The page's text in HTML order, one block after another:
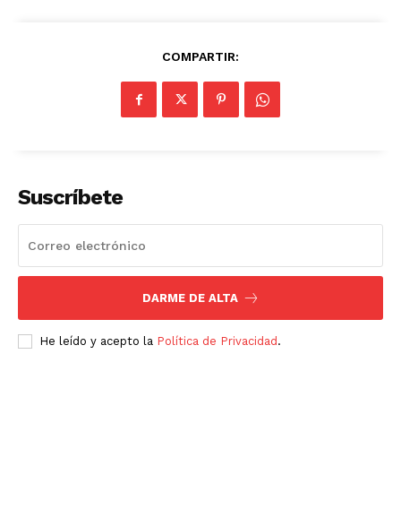
Nosotros
COMPARTIR:
Suscríbete
DARME DE ALTA
He leído y acepto la Política de Privacidad .